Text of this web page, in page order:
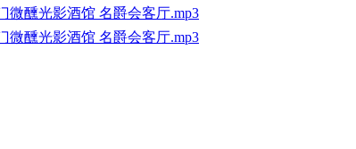
微醺光影酒馆 名爵会客厅.mp3
微醺光影酒馆 名爵会客厅.mp3